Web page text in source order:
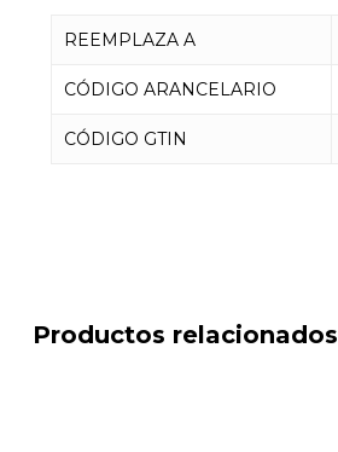
REEMPLAZA A
CÓDIGO ARANCELARIO
CÓDIGO GTIN
Productos relacionados